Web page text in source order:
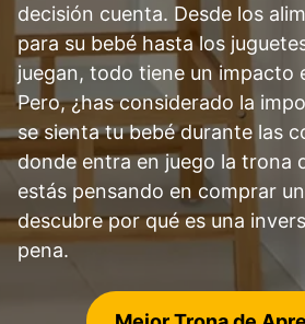
decisión cuenta. Desde los
para su bebé hasta los
juegan, todo tiene un impacto
Pero, ¿has considerado la
se sienta tu bebé durante las
donde entra en juego la trona
estás pensando en comprar
descubre por qué es una
pena.